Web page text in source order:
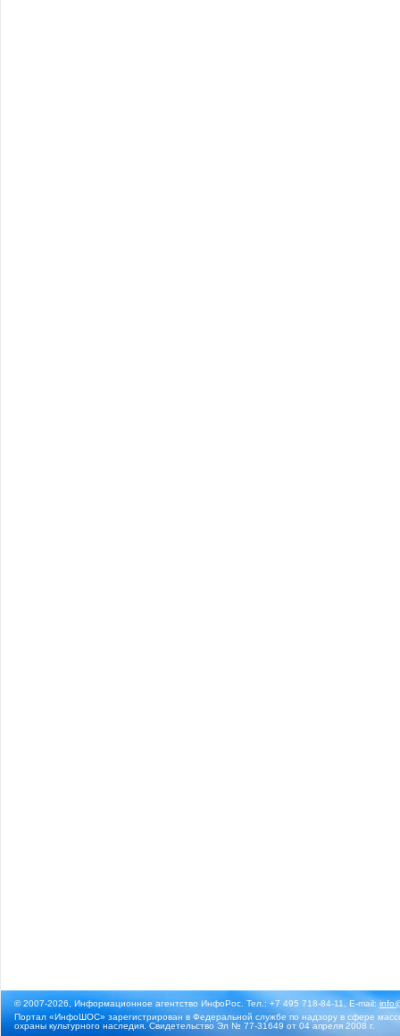
© 2007-2026, Информационное агентство ИнфоРос. Тел.: +7 495 718-84-11, E-mail:
Портал «ИнфоШОС» зарегистрирован в Федеральной службе по надзору в сфере
охраны культурного наследия. Свидетельство Эл № 77-31649 от 04 апреля 2008 г.